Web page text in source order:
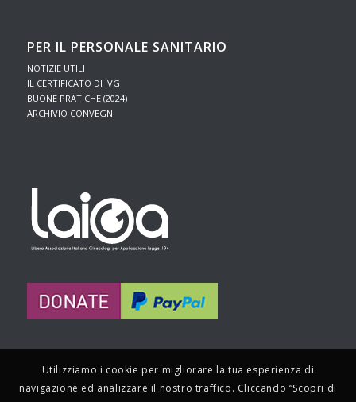
PER IL PERSONALE SANITARIO
NOTIZIE UTILI
IL CERTIFICATO DI IVG
BUONE PRATICHE (2024)
ARCHIVIO CONVEGNI
Utilizziamo i cookie per migliorare la tua esperienza di
navigazione ed analizzare il nostro traffico. Cliccando “Scopri di